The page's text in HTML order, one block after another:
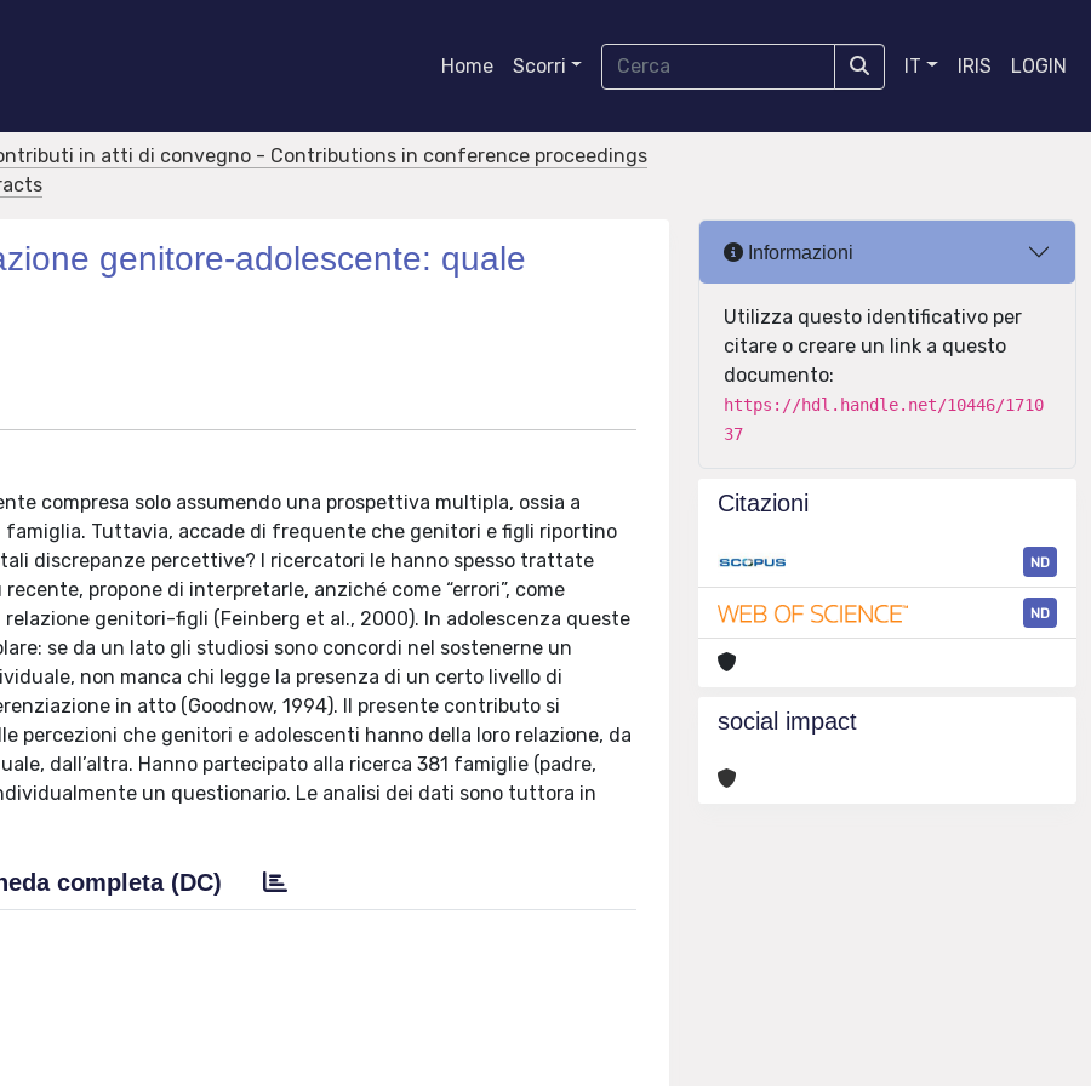
Home Scorri IT IRIS LOGIN
in atti di convegno - Contributions in conference proceedings
genitore-adolescente: quale
compresa solo assumendo una prospettiva multipla, ossia a
Tuttavia, accade di frequente che genitori e figli riportino
discrepanze percettive? I ricercatori le hanno spesso trattate
propone di interpretarle, anziché come “errori”, come
genitori-figli (Feinberg et al., 2000). In adolescenza queste
se da un lato gli studiosi sono concordi nel sostenerne un
non manca chi legge la presenza di un certo livello di
in atto (Goodnow, 1994). Il presente contributo si
percezioni che genitori e adolescenti hanno della loro relazione, da
dall’altra. Hanno partecipato alla ricerca 381 famiglie (padre,
un questionario. Le analisi dei dati sono tuttora in
completa (DC)
Informazioni
Utilizza questo identificativo per
citare o creare un link a questo
documento:
https://hdl.handle.net/10446/1710
37
Citazioni
ND
ND
social impact